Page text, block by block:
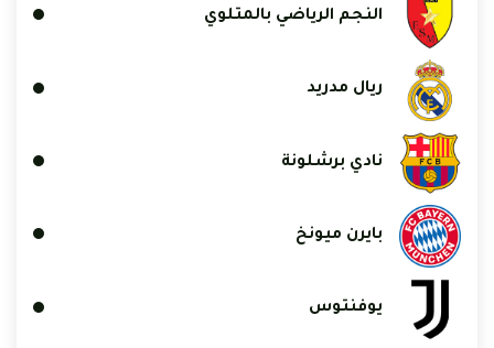
النجم الرياضي بالمتلوي
ريال مدريد
نادي برشلونة
بايرن ميونخ
يوفنتوس